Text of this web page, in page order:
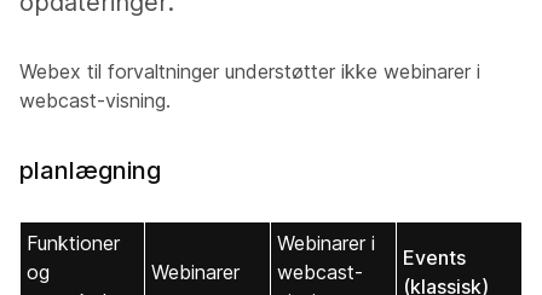
Webex til forvaltninger understøtter ikke webinarer i
webcast-visning.
planlægning
Funktioner
og
Webinarer
Webinarer i
webcast-
Events
(klassisk)